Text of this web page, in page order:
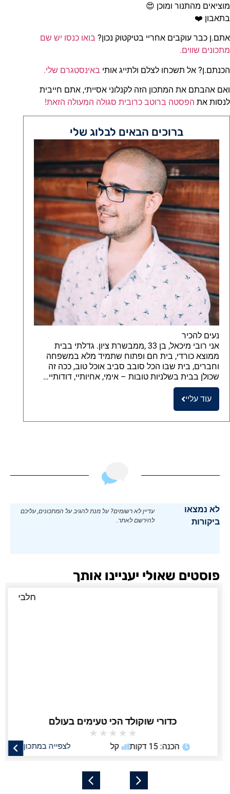
ברוכים הבאים לבלוג שלי
נעים להכיר
אני רובי מיכאל, בן 33 ,ממבשרת ציון. גדלתי בבית
ממוצא כורדי, בית חם ופתוח שתמיד מלא במשפחה
וחברים, בית שבו הכל סובב סביב אוכל טוב, ככה זה
שכולן בבית בשלניות טובות – אימי, אחיותיי, דודותיי…
עוד עליי
מוציאים מהתנור ומוכן 😍
בתאבון ❤️
אתם.ן כבר עוקבים אחריי בטיקטוק נכון? בואו כנסו יש שם
מתכונים שווים.
הכנתם.ן? אל תשכחו לצלם ולתייג אותי באינסטגרם שלי.
ואם אהבתם את המתכון הזה לקנלוני אסייתי, אתם חייבית
לנסות את הפסטה ברוטב כרובית סגולה המעולה הזאת!
לא נמצאו
ביקורות
עדיין לא רשומים? על מנת להגיב על המתכונים, עליכם
להירשם לאתר.
פוסטים שאולי יעניינו אותך
חלבי
כדורי שוקולד הכי טעימים בעולם
★
★
★
★
★
לצפייה במתכון הכנה: 15 דקות קל